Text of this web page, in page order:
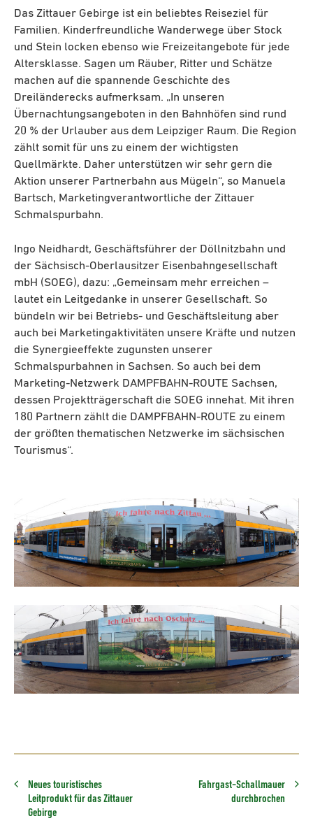
Das Zittauer Gebirge ist ein beliebtes Reiseziel für
Familien. Kinderfreundliche Wanderwege über Stock
und Stein locken ebenso wie Freizeitangebote für jede
Altersklasse. Sagen um Räuber, Ritter und Schätze
machen auf die spannende Geschichte des
Dreiländerecks aufmerksam. „In unseren
Übernachtungsangeboten in den Bahnhöfen sind rund
20 % der Urlauber aus dem Leipziger Raum. Die Region
zählt somit für uns zu einem der wichtigsten
Quellmärkte. Daher unterstützen wir sehr gern die
Aktion unserer Partnerbahn aus Mügeln“, so Manuela
Bartsch, Marketingverantwortliche der Zittauer
Schmalspurbahn.
Ingo Neidhardt, Geschäftsführer der Döllnitzbahn und
der Sächsisch-Oberlausitzer Eisenbahngesellschaft
mbH (SOEG), dazu: „Gemeinsam mehr erreichen –
lautet ein Leitgedanke in unserer Gesellschaft. So
bündeln wir bei Betriebs- und Geschäftsleitung aber
auch bei Marketingaktivitäten unsere Kräfte und nutzen
die Synergieeffekte zugunsten unserer
Schmalspurbahnen in Sachsen. So auch bei dem
Marketing-Netzwerk DAMPFBAHN-ROUTE Sachsen,
dessen Projektträgerschaft die SOEG innehat. Mit ihren
180 Partnern zählt die DAMPFBAHN-ROUTE zu einem
der größten thematischen Netzwerke im sächsischen
Tourismus“.
Neues touristisches
Leitprodukt für das Zittauer
Gebirge
Fahrgast-Schallmauer
durchbrochen